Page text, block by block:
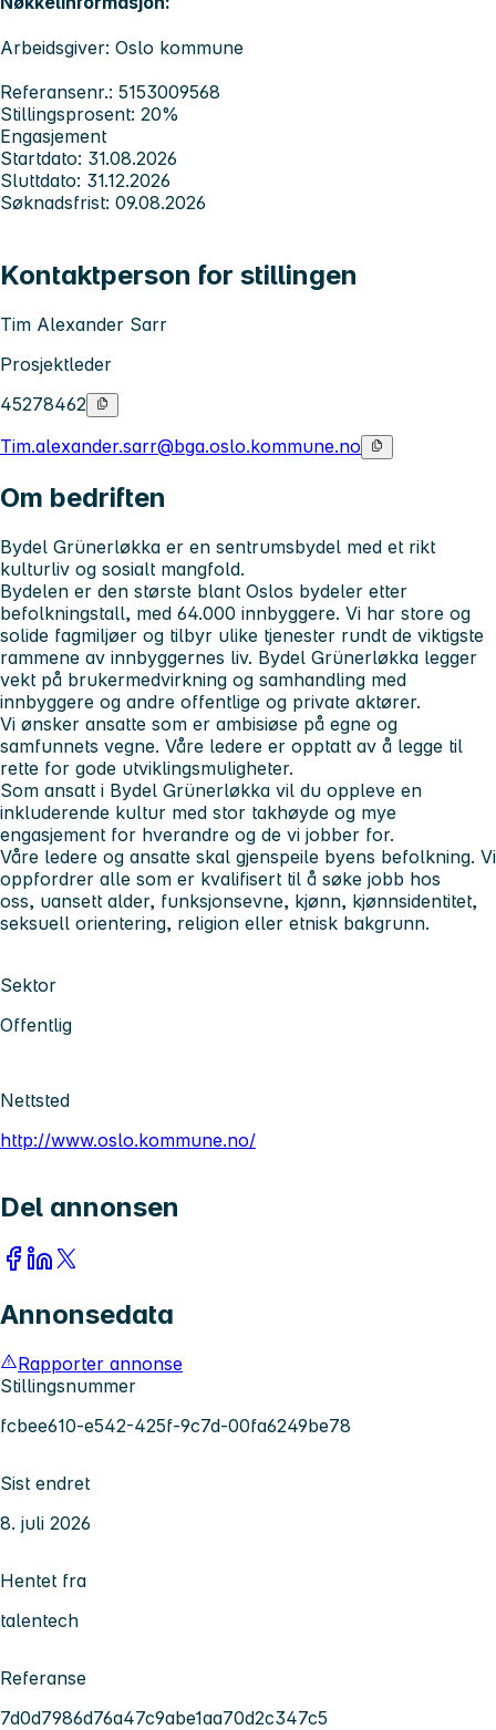
Arbeidsgiver: Oslo kommune
Referansenr.: 5153009568
Stillingsprosent: 20%
Engasjement
Startdato: 31.08.2026
Sluttdato: 31.12.2026
Søknadsfrist: 09.08.2026
Kontaktperson for stillingen
Tim Alexander Sarr
Prosjektleder
45278462
Tim.alexander.sarr@bga.oslo.kommune.no
Om bedriften
Bydel Grünerløkka er en sentrumsbydel med et rikt
kulturliv og sosialt mangfold.
Bydelen er den største blant Oslos bydeler etter
befolkningstall, med 64.000 innbyggere. Vi har store og
solide fagmiljøer og tilbyr ulike tjenester rundt de viktigste
rammene av innbyggernes liv. Bydel Grünerløkka legger
vekt på brukermedvirkning og samhandling med
innbyggere og andre offentlige og private aktører.
Vi ønsker ansatte som er ambisiøse på egne og
samfunnets vegne. Våre ledere er opptatt av å legge til
rette for gode utviklingsmuligheter.
Som ansatt i Bydel Grünerløkka vil du oppleve en
inkluderende kultur med stor takhøyde og mye
engasjement for hverandre og de vi jobber for.
Våre ledere og ansatte skal gjenspeile byens befolkning. Vi
oppfordrer alle som er kvalifisert til å søke jobb hos
oss, uansett alder, funksjonsevne, kjønn, kjønnsidentitet,
seksuell orientering, religion eller etnisk bakgrunn.
Sektor
Offentlig
Nettsted
http://www.oslo.kommune.no/
Del annonsen
Annonsedata
Rapporter annonse
Stillingsnummer
fcbee610-e542-425f-9c7d-00fa6249be78
Sist endret
8. juli 2026
Hentet fra
talentech
Referanse
7d0d7986d76a47c9abe1aa70d2c347c5